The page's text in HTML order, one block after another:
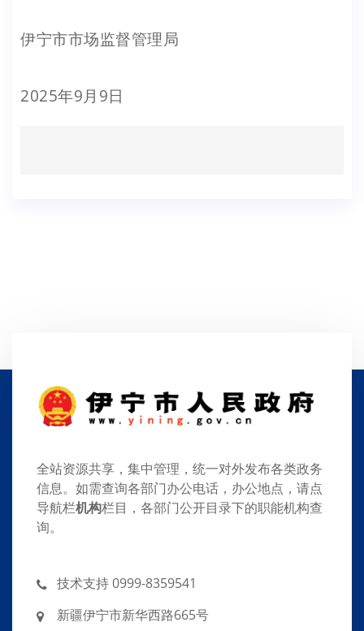
伊宁市市场监督管理局
2025年9月9日
全站资源共享，集中管理，统一对外发布各类政务
信息。如需查询各部门办公电话，办公地点，请点
导航栏机构栏目，各部门公开目录下的职能机构查
询。
技术支持 0999-8359541
新疆伊宁市新华西路665号